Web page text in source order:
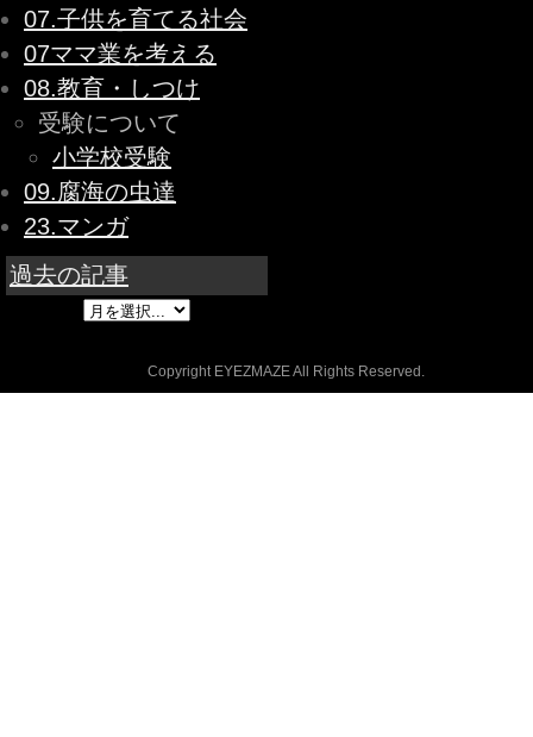
07.子供を育てる社会
07ママ業を考える
08.教育・しつけ
受験について
小学校受験
09.腐海の虫達
23.マンガ
過去の記事
Copyright EYEZMAZE All Rights Reserved.